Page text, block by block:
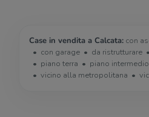
Case in vendita a Calcata: con
con garage
da ristrutturare
piano terra
piano intermedio
vicino alla metropolitana